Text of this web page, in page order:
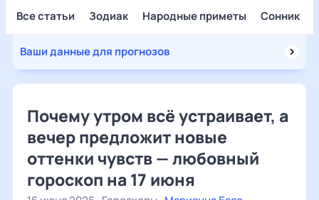
Все статьи Зодиак Народные приметы Сонник
Ваши данные для прогнозов
Почему утром всё устраивает, а
вечер предложит новые
оттенки чувств — любовный
гороскоп на 17 июня